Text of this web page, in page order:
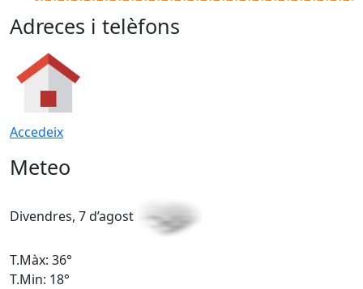
Adreces i telèfons
Accedeix
Meteo
Divendres, 7 d’agost
T.Màx: 36°
T.Min: 18°